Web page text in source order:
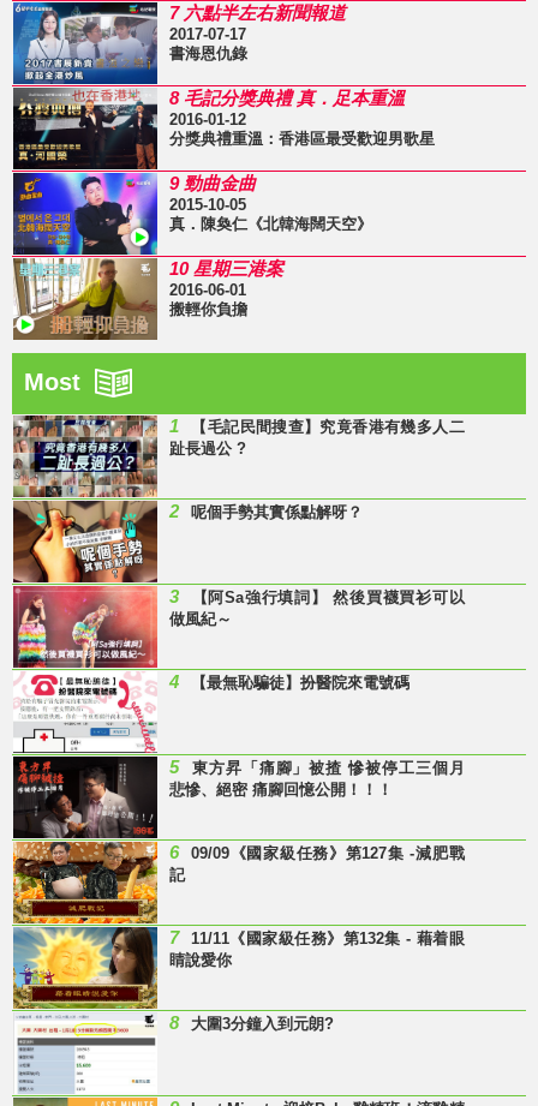
7 六點半左右新聞報道
2017-07-17
書海恩仇錄
8 毛記分獎典禮 真．足本重溫
2016-01-12
分獎典禮重溫：香港區最受歡迎男歌星
9 勁曲金曲
2015-10-05
真．陳奐仁《北韓海闊天空》
10 星期三港案
2016-06-01
搬輕你負擔
Most
1
【毛記民間搜查】究竟香港有幾多人二
趾長過公 ?
2 呢個手勢其實係點解呀？
3
【阿Sa強行填詞】 然後買襪買衫可以
做風紀～
4 【最無恥騙徒】扮醫院來電號碼
5
東方昇「痛腳」被揸 慘被停工三個月
悲慘、絕密 痛腳回憶公開！！！
6
09/09《國家級任務》第127集 -減肥戰
記
7
11/11《國家級任務》第132集 - 藉着眼
睛說愛你
8 大圍3分鐘入到元朗?